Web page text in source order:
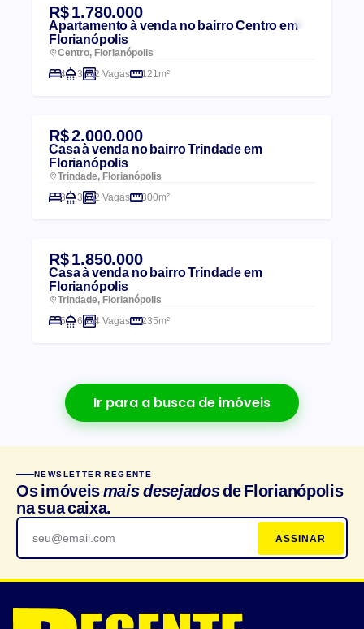
R$ 1.780.000
Apartamento à venda no bairro Centro em
Florianópolis
Centro, Florianópolis
4
3 2 Vagas 121m²
R$ 2.000.000
Casa à venda no bairro Trindade em
Florianópolis
Trindade, Florianópolis
3
3 2 Vagas 300m²
R$ 1.850.000
Casa à venda no bairro Trindade em
Florianópolis
Trindade, Florianópolis
5
6 4 Vagas 235m²
Ir para a busca de imóveis
NEWSLETTER REGENTE
Os imóveismais desejadosde Florianópolis
na sua caixa.
ASSINAR